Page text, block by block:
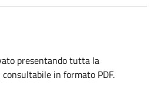
presentando tutta la
in formato PDF.